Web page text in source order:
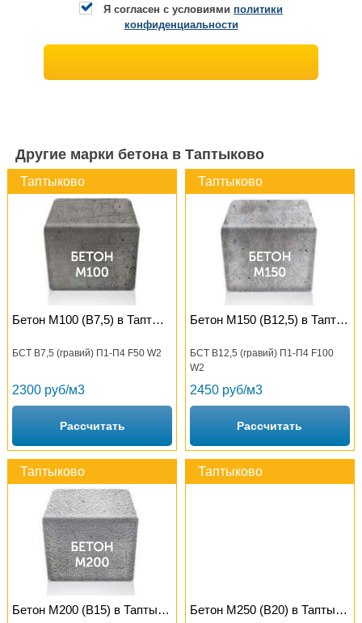
Я согласен с условиями политики
конфиденциальности
Другие марки бетона в Таптыково
Таптыково
Бетон М100 (B7,5) в Таптыково
БСТ В7,5 (гравий) П1-П4 F50 W2
2300 руб/м3
Рассчитать
Таптыково
Бетон М150 (B12,5) в Таптыково
БСТ В12,5 (гравий) П1-П4 F100
W2
2450 руб/м3
Рассчитать
Таптыково
Бетон М200 (B15) в Таптыково
Таптыково
Бетон М250 (B20) в Таптыково